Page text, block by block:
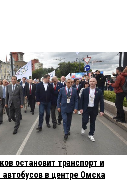
остановит транспорт и
в центре Омска